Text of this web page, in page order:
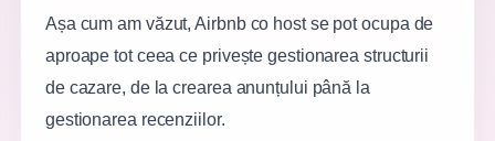
Așa cum am văzut, Airbnb co host se pot ocupa de
aproape tot ceea ce privește gestionarea structurii
de cazare, de la crearea anunțului până la
gestionarea recenziilor.